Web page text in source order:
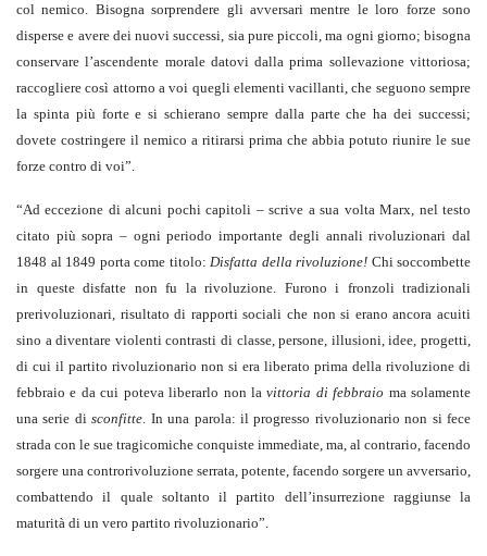
col nemico. Bisogna sorprendere gli avversari mentre le loro forze sono
disperse e avere dei nuovi successi, sia pure piccoli, ma ogni giorno; bisogna
conservare l’ascendente morale datovi dalla prima sollevazione vittoriosa;
raccogliere così attorno a voi quegli elementi vacillanti, che seguono sempre
la spinta più forte e si schierano sempre dalla parte che ha dei successi;
dovete costringere il nemico a ritirarsi prima che abbia potuto riunire le sue
forze contro di voi”.
“Ad eccezione di alcuni pochi capitoli – scrive a sua volta Marx, nel testo
citato più sopra – ogni periodo importante degli annali rivoluzionari dal
1848 al 1849 porta come titolo: Disfatta della rivoluzione! Chi soccombette
in queste disfatte non fu la rivoluzione. Furono i fronzoli tradizionali
prerivoluzionari, risultato di rapporti sociali che non si erano ancora acuiti
sino a diventare violenti contrasti di classe, persone, illusioni, idee, progetti,
di cui il partito rivoluzionario non si era liberato prima della rivoluzione di
febbraio e da cui poteva liberarlo non lavittoria di febbraio ma solamente
una serie disconfitte. In una parola: il progresso rivoluzionario non si fece
strada con le sue tragicomiche conquiste immediate, ma, al contrario, facendo
sorgere una controrivoluzione serrata, potente, facendo sorgere un avversario,
combattendo il quale soltanto il partito dell’insurrezione raggiunse la
maturità di un vero partito rivoluzionario”.